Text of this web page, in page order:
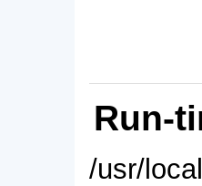
Run-
/usr/